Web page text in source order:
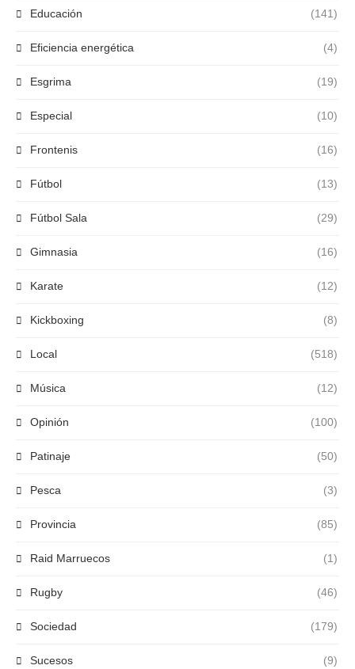
Educación (141)
Eficiencia energética (4)
Esgrima (19)
Especial (10)
Frontenis (16)
Fútbol (13)
Fútbol Sala (29)
Gimnasia (16)
Karate (12)
Kickboxing (8)
Local (518)
Música (12)
Opinión (100)
Patinaje (50)
Pesca (3)
Provincia (85)
Raid Marruecos (1)
Rugby (46)
Sociedad (179)
Sucesos (9)